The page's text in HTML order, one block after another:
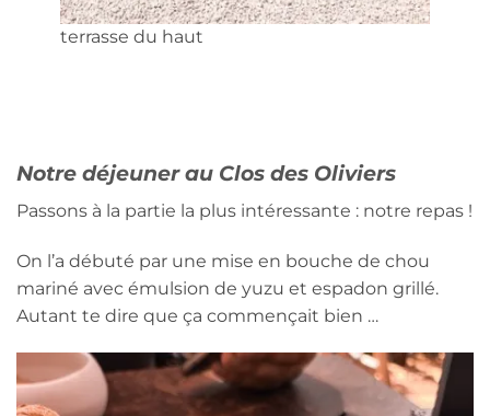
terrasse du haut
Notre déjeuner au Clos des Oliviers
Passons à la partie la plus intéressante : notre repas !
On l’a débuté par une mise en bouche de chou
mariné avec émulsion de yuzu et espadon grillé.
Autant te dire que ça commençait bien …